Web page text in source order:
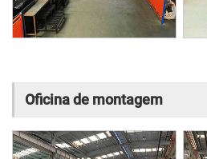
Oficina de montagem